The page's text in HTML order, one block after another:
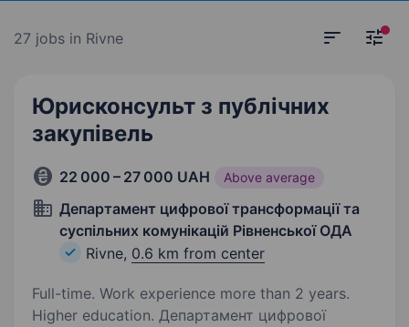
27 jobs in Rivne
Юрисконсульт з публічних
закупівель
22 000 – 27 000 UAH Above average
Департамент цифрової трансформації та
суспільних комунікацій Рівненської ОДА
Rivne, 0.6 km from center
Full-time. Work experience more than 2 years.
Higher education. Департамент цифрової